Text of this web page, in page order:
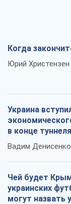
Когда
Юрий Христензен
Украина
в конце
Вадим Денисенко
Чей будет
украинских
могут назвать